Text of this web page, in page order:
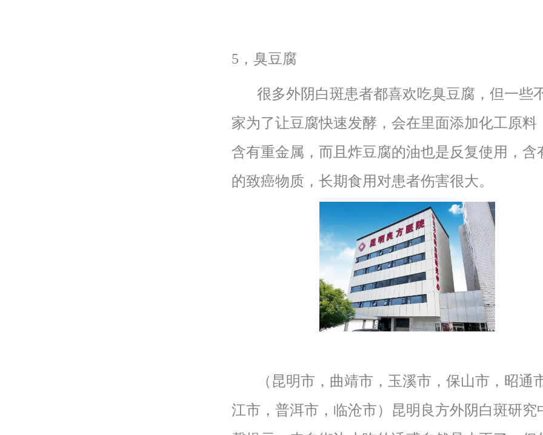
5，臭豆腐
很多外阴白斑患者都喜欢吃臭豆腐，但一些
家为了让豆腐快速发酵，会在里面添加化工原料
含有重金属，而且炸豆腐的油也是反复使用，含
的致癌物质，长期食用对患者伤害很大。
（昆明市，曲靖市，玉溪市，保山市，昭通
江市，普洱市，临沧市）昆明良方外阴白斑研究